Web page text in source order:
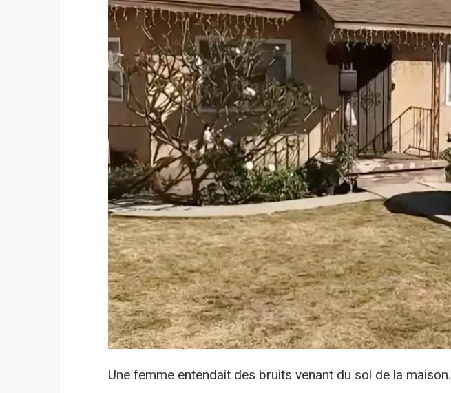
Une femme entendait des bruits venant du sol de la maison.